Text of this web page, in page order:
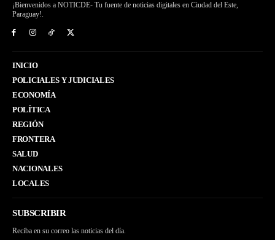
¡Bienvenidos a NOTICDE- Tu fuente de noticias digitales en Ciudad del Este,
Paraguay!.
INICIO
POLICIALES Y JUDICIALES
ECONOMÍA
POLÍTICA
REGIÓN
FRONTERA
SALUD
NACIONALES
LOCALES
SUBSCRIBIR
Reciba en su correo las noticias del día.